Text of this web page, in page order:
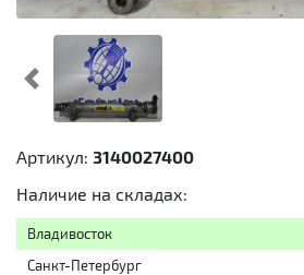
Предыдущий
Артикул: 3140027400
Наличие на складах:
Владивосток
Санкт-Петербург